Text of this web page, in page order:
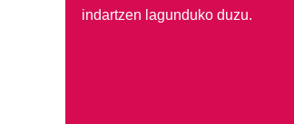
indartzen lagunduko duzu.